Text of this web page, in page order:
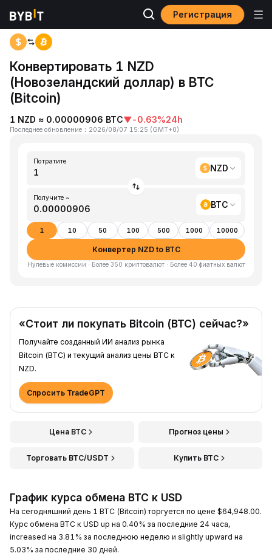
Регистрация
Главная
Конвертировать 1 NZD
(Новозеландский доллар) в BTC
(Bitcoin)
1 NZD ≈ 0.00000906 BTC▼-0.63%24h
Последнее обновление ： 2026/08/07 15:25 (GMT+0)
Потратите
NZD
Получите ~
BTC
1 10 50 100 500 1000 10000
Конвертер NZD to BTC
Нулевые комиссии · Более 350 криптовалют · Более 40 фиатных валют
«Стоит ли покупать Bitcoin (BTC) сейчас?»
Получайте созданный ИИ анализ рынка
Bitcoin (BTC) и текущий анализ цены BTC к
NZD.
Спросить TradeGPT
Цена BTC Прогноз цены
Торговать BTC/USDT Купить BTC
График курса обмена BTC к USD
На сегодняшний день 1 BTC (Bitcoin) торгуется по цене $64,948.00.
Курс обмена BTC к USD up на 0.40% за последние 24 часа,
increased на 3.81% за последнюю неделю и slightly upward на
5.03% за последние 30 дней.